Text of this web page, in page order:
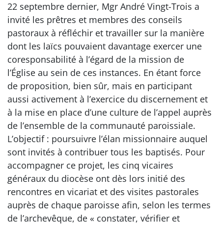
22 septembre dernier, Mgr André Vingt-Trois a
invité les prêtres et membres des conseils
pastoraux à réfléchir et travailler sur la manière
dont les laïcs pouvaient davantage exercer une
coresponsabilité à l’égard de la mission de
l’Église au sein de ces instances. En étant force
de proposition, bien sûr, mais en participant
aussi activement à l’exercice du discernement et
à la mise en place d’une culture de l’appel auprès
de l’ensemble de la communauté paroissiale.
L’objectif : poursuivre l’élan missionnaire auquel
sont invités à contribuer tous les baptisés. Pour
accompagner ce projet, les cinq vicaires
généraux du diocèse ont dès lors initié des
rencontres en vicariat et des visites pastorales
auprès de chaque paroisse afin, selon les termes
de l’archevêque, de « constater, vérifier et